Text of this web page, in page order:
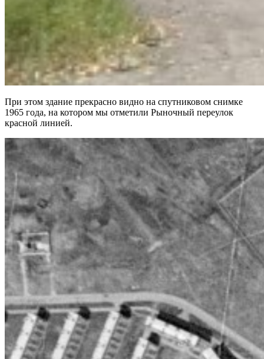
При этом здание прекрасно видно на спутниковом снимке
1965 года, на котором мы отметили Рыночный переулок
красной линией.